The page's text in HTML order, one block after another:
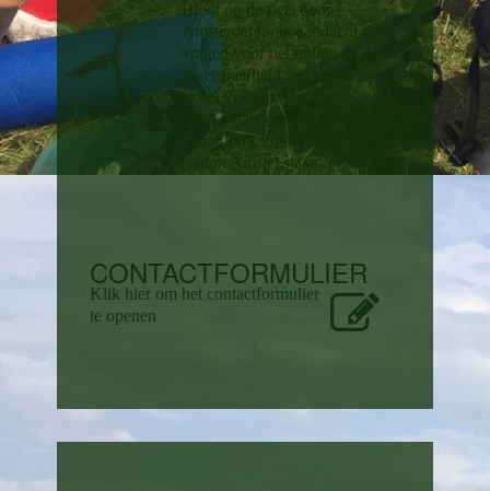
Bloot op de fiets door
Amsterdam, om aandacht te
vragen voor het milieu en de
kwetsbaarheid van de mens
in het verkeer. Het vertrek
vindt plaats om 14:00 uur
vanaf Park Frankendael. Op
station Amstel staan...
CONTACTFORMULIER
Klik hier om het contactformulier
te openen